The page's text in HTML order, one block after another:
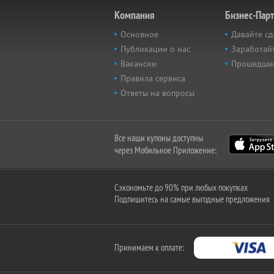
Компания
Основное
Публикации о нас
Вакансии
Правила сервиса
Ответы на вопросы
Бизнес-
Давайте
Все наши купоны доступны
через Мобильное Приложение:
Сэкономьте до 90% при любых покупках
Подпишитесь на самые выгодные предложения
Принимаем к оплате: